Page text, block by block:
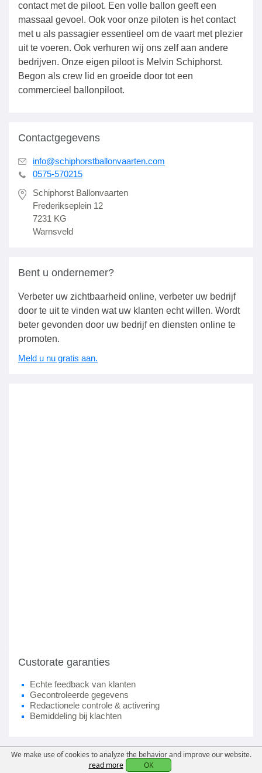
contact met de piloot. Een volle ballon geeft een
massaal gevoel. Ook voor onze piloten is het contact
met u als passagier essentieel om de vaart met plezier
uit te voeren. Ook verhuren wij ons zelf aan andere
bedrijven. Onze eigen piloot is Melvin Schiphorst.
Begon als crew lid en groeide door tot een
commercieel ballonpiloot.
Contactgegevens
info@schiphorstballonvaarten.com
0575-570215
Schiphorst Ballonvaarten
Frederikseplein 12
7231 KG
Warnsveld
Bent u ondernemer?
Verbeter uw zichtbaarheid online, verbeter uw bedrijf
door te uit te vinden wat uw klanten echt willen. Wordt
beter gevonden door uw bedrijf en diensten online te
promoten.
Meld u nu gratis aan.
Custorate garanties
Echte feedback van klanten
Gecontroleerde gegevens
Redactionele controle & activering
Bemiddeling bij klachten
We make use of cookies to analyze the behavior and improve our website.
read more
OK